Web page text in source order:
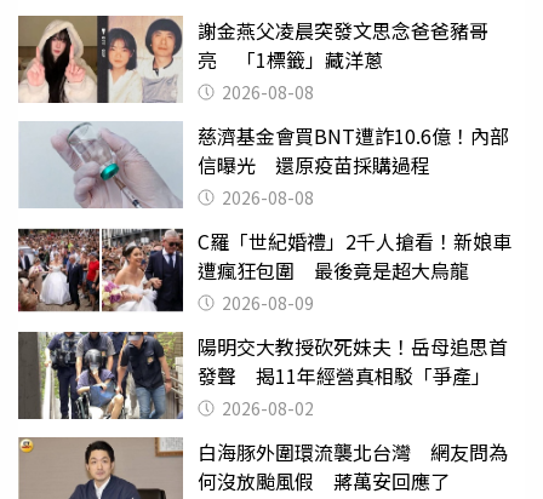
謝金燕父凌晨突發文思念爸爸豬哥
亮 「1標籤」藏洋蔥
2026-08-08
慈濟基金會買BNT遭詐10.6億！內部
信曝光 還原疫苗採購過程
2026-08-08
C羅「世紀婚禮」2千人搶看！新娘車
遭瘋狂包圍 最後竟是超大烏龍
2026-08-09
陽明交大教授砍死妹夫！岳母追思首
發聲 揭11年經營真相駁「爭產」
2026-08-02
白海豚外圍環流襲北台灣 網友問為
何沒放颱風假 蔣萬安回應了